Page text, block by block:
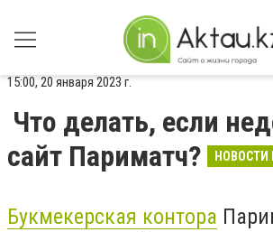
15:00, 20 января 2023 г.
Что делать, если
сайт Париматч?
НОВОСТИ
Букмекерская контора